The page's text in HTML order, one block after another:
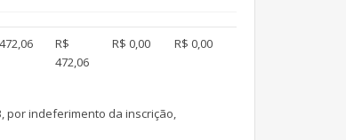
R$
472,06
R$ 0,00 R$ 0,00
por indeferimento da inscrição,